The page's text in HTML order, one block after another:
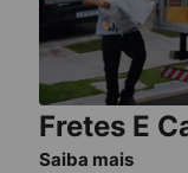
Fretes E
Saiba mais